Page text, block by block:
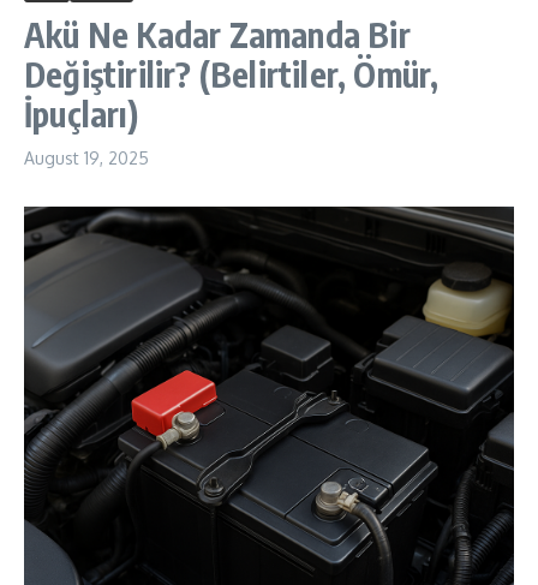
Akü Ne Kadar Zamanda Bir
Değiştirilir? (Belirtiler, Ömür,
İpuçları)
August 19, 2025